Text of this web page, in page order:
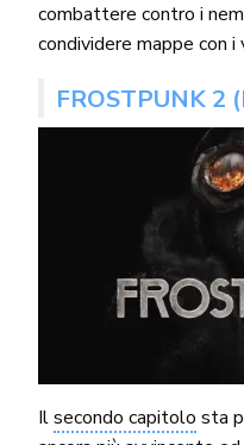
combattere contro i
condividere mappe con i
FROSTPUNK 2
Ilsecondo capitolo sta